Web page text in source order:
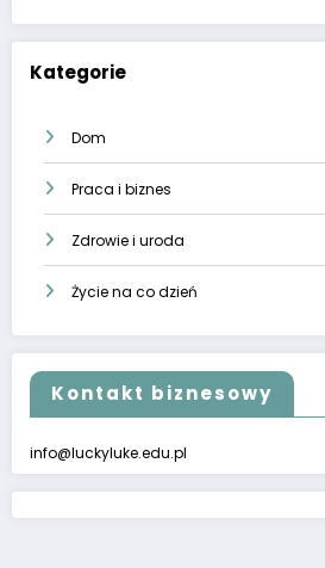
Kategorie
Dom
Praca i biznes
Zdrowie i uroda
Życie na co dzień
Kontakt biznesowy
info@luckyluke.edu.pl